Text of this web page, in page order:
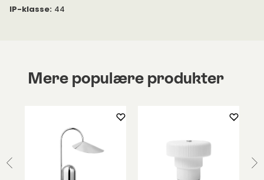
IP-klasse: 44
Mere populære produkter